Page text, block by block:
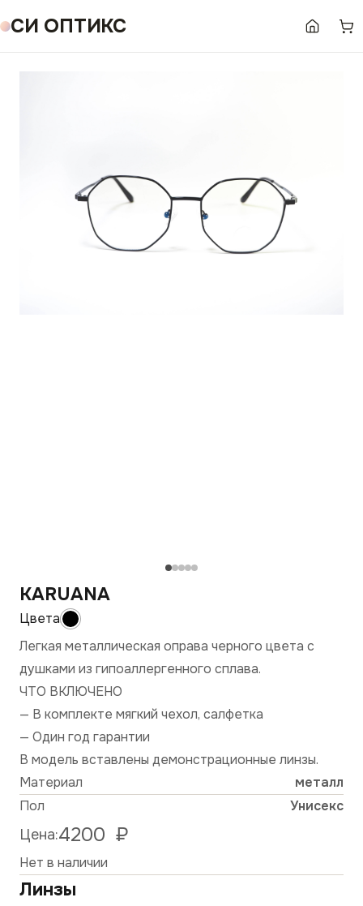
СИ ОПТИКС
KARUANA
Легкая металлическая оправа черного цвета с
душками из гипоаллергенного сплава.
ЧТО ВКЛЮЧЕНО
— В комплекте мягкий чехол, салфетка
— Один год гарантии
В модель вставлены демонстрационные линзы.
Материал
металл
Пол
Унисекс
Цена:4200 ₽
Нет в наличии
Линзы